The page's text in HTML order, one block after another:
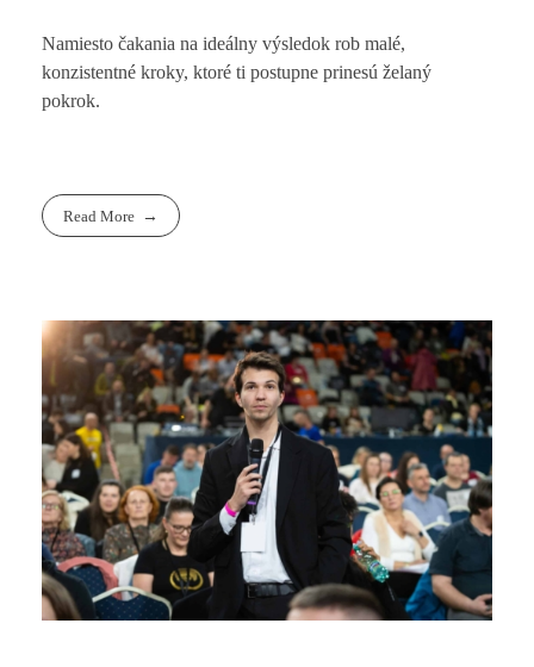
Namiesto čakania na ideálny výsledok rob malé,
konzistentné kroky, ktoré ti postupne prinesú želaný
pokrok.
Read More